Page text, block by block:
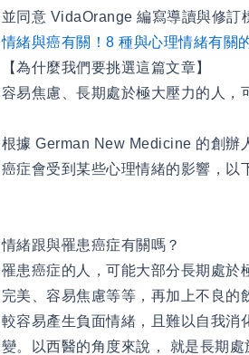
並同意 VidaOrange 編寫導讀與修訂
情緒與癌有關！8 種與心理情緒有關
【為什麼我們要挑選這篇文章】
容易焦慮、長期處於極大壓力的人，
根據 German New Medicine 的創辦
癌症會受到某些心理情緒的影響，以
情緒跟與罹患癌症有關嗎？
罹患癌症的人，可能大部分長期處於
完美、容易焦慮等等，再加上不良的
較容易產生負面情緒，且難以自我消
變。以西醫的角度來說， 就是長期